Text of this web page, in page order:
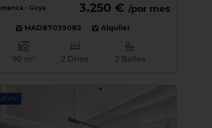
- Goya 3.250 € /por mes
MAD87039082 Alquiler
90 m² 2 Drms. 2 Baños